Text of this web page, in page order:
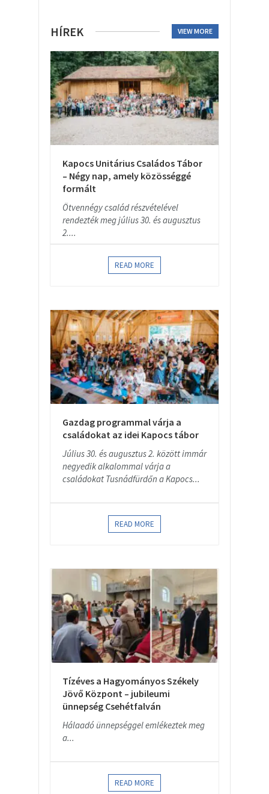
HÍREK VIEW MORE
Kapocs Unitárius Családos Tábor
– Négy nap, amely közösséggé
formált
Ötvennégy család részvételével
rendezték meg július 30. és augusztus
2....
READ MORE
Gazdag programmal várja a
családokat az idei Kapocs tábor
Július 30. és augusztus 2. között immár
negyedik alkalommal várja a
családokat Tusnádfürdőn a Kapocs...
READ MORE
Tízéves a Hagyományos Székely
Jövő Központ – jubileumi
ünnepség Csehétfalván
Hálaadó ünnepséggel emlékeztek meg
a...
READ MORE